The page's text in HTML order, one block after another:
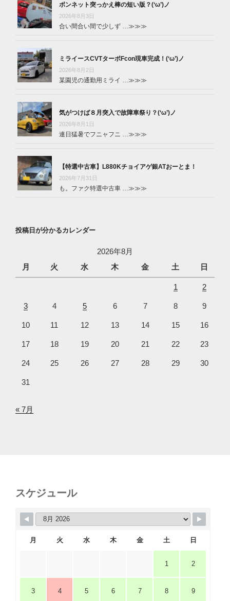
ボンネット突っかえ棒の短い版？(‘ω’)ノ
2026年8月3日
合い間合い間で少しず … ≫≫≫
ミライースCVTターボFcon現車完成！(‘ω’)ノ
2026年8月2日
某園児の通勤用ミライ … ≫≫≫
気がつけば８月突入で故障車祭り？(‘ω’)ノ
2026年8月1日
連日猛暑でフニャフニ … ≫≫≫
【特選中古車】L880Kチョイアゲ銀ATおーとま！
2026年7月31日
も。ファク特選中古車 … ≫≫≫
投稿日が分かるカレンダー
2026年8月
月
火 水 木 金 土 日
1 2
3 4 5 6 7 8 9
10 11 12 13 14 15 16
17 18 19 20 21 22 23
24 25 26 27 28 29 30
31
« 7月
スケジュール
月 火 水 木 金 土 日
1 2
3 4 5 6 7 8 9